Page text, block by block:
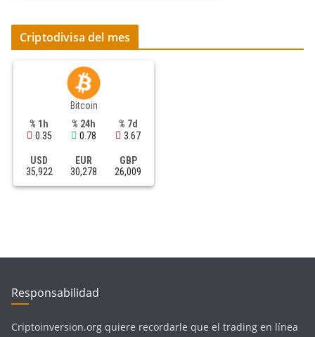
Criptodivisa del mes
Bitcoin
% 1h
0.35
% 24h
0.78
% 7d
3.67
USD
35,922
EUR
30,278
GBP
26,009
Responsabilidad
Criptoinversion.org quiere recordarle que el trading en línea